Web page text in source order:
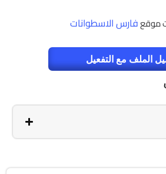
موقعفارس الاسطوانات
الملف مع التفعيل